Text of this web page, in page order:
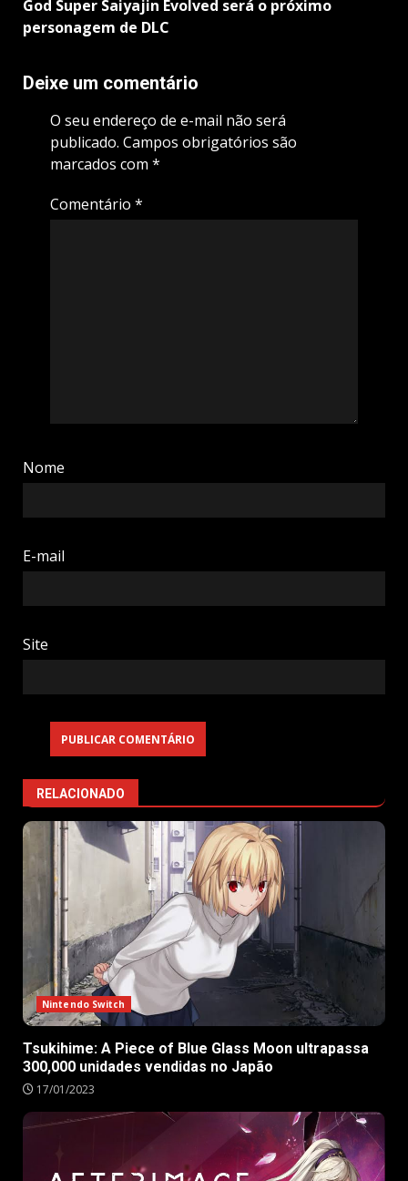
God Super Saiyajin Evolved será o próximo
personagem de DLC
Deixe um comentário
O seu endereço de e-mail não será
publicado. Campos obrigatórios são
marcados com *
Comentário *
Nome
E-mail
Site
RELACIONADO
Nintendo Switch
Tsukihime: A Piece of Blue Glass Moon ultrapassa
300,000 unidades vendidas no Japão
17/01/2023